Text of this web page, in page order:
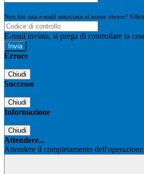
Non hai una e-mail associata al nome utente?
E-mail inviata, si prega di controllare la
Errore
Chiudi
Successo
Chiudi
Informazione
Chiudi
Attendere...
Attendere il completamento